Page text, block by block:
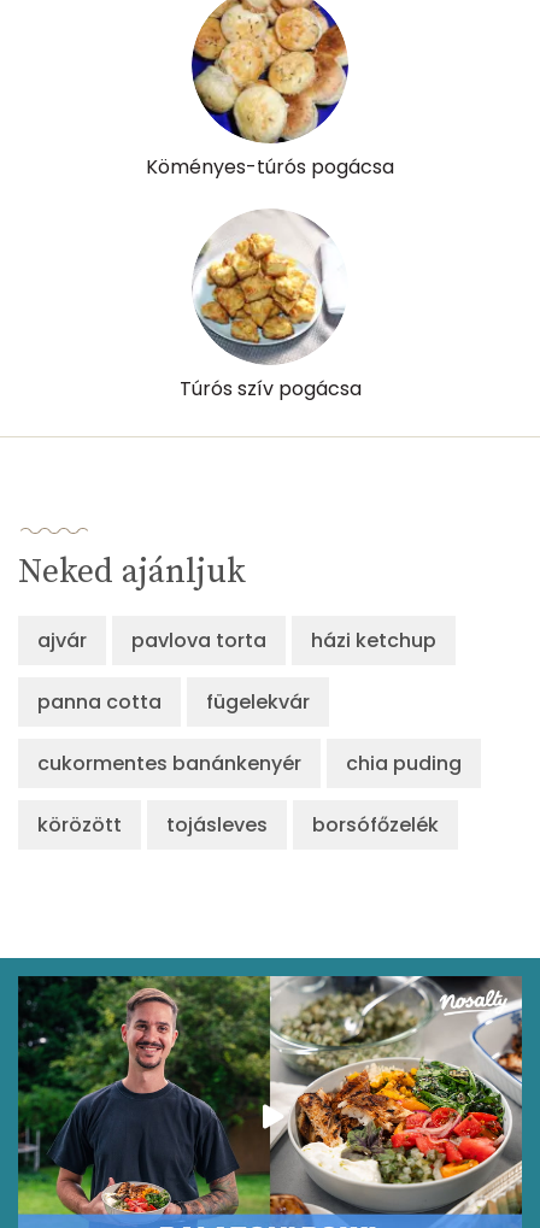
Köményes-túrós pogácsa
Túrós szív pogácsa
Neked ajánljuk
ajvár pavlova torta házi ketchup
panna cotta fügelekvár
cukormentes banánkenyér chia puding
körözött tojásleves borsófőzelék